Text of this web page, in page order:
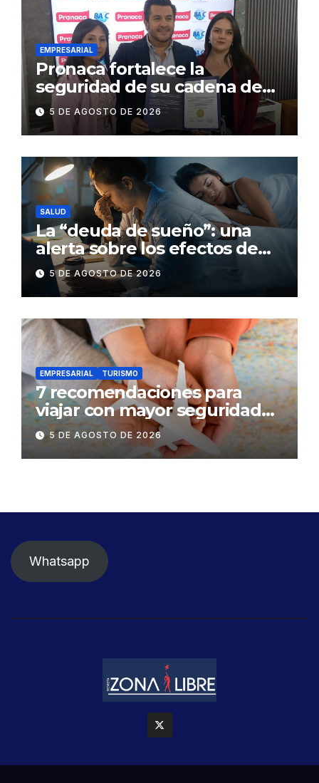
EMPRESARIAL
Pronaca fortalece la
seguridad de su cadena de
suministro con certificación
BASC en dos plantas
5 DE AGOSTO DE 2026
SALUD
La “deuda de sueño”: una
alerta sobre los efectos de
dormir mal en la salud física y
mental
5 DE AGOSTO DE 2026
EMPRESARIAL TURISMO
7 recomendaciones para
viajar con mayor seguridad
dentro y fuera del Ecuador
5 DE AGOSTO DE 2026
Whatsapp